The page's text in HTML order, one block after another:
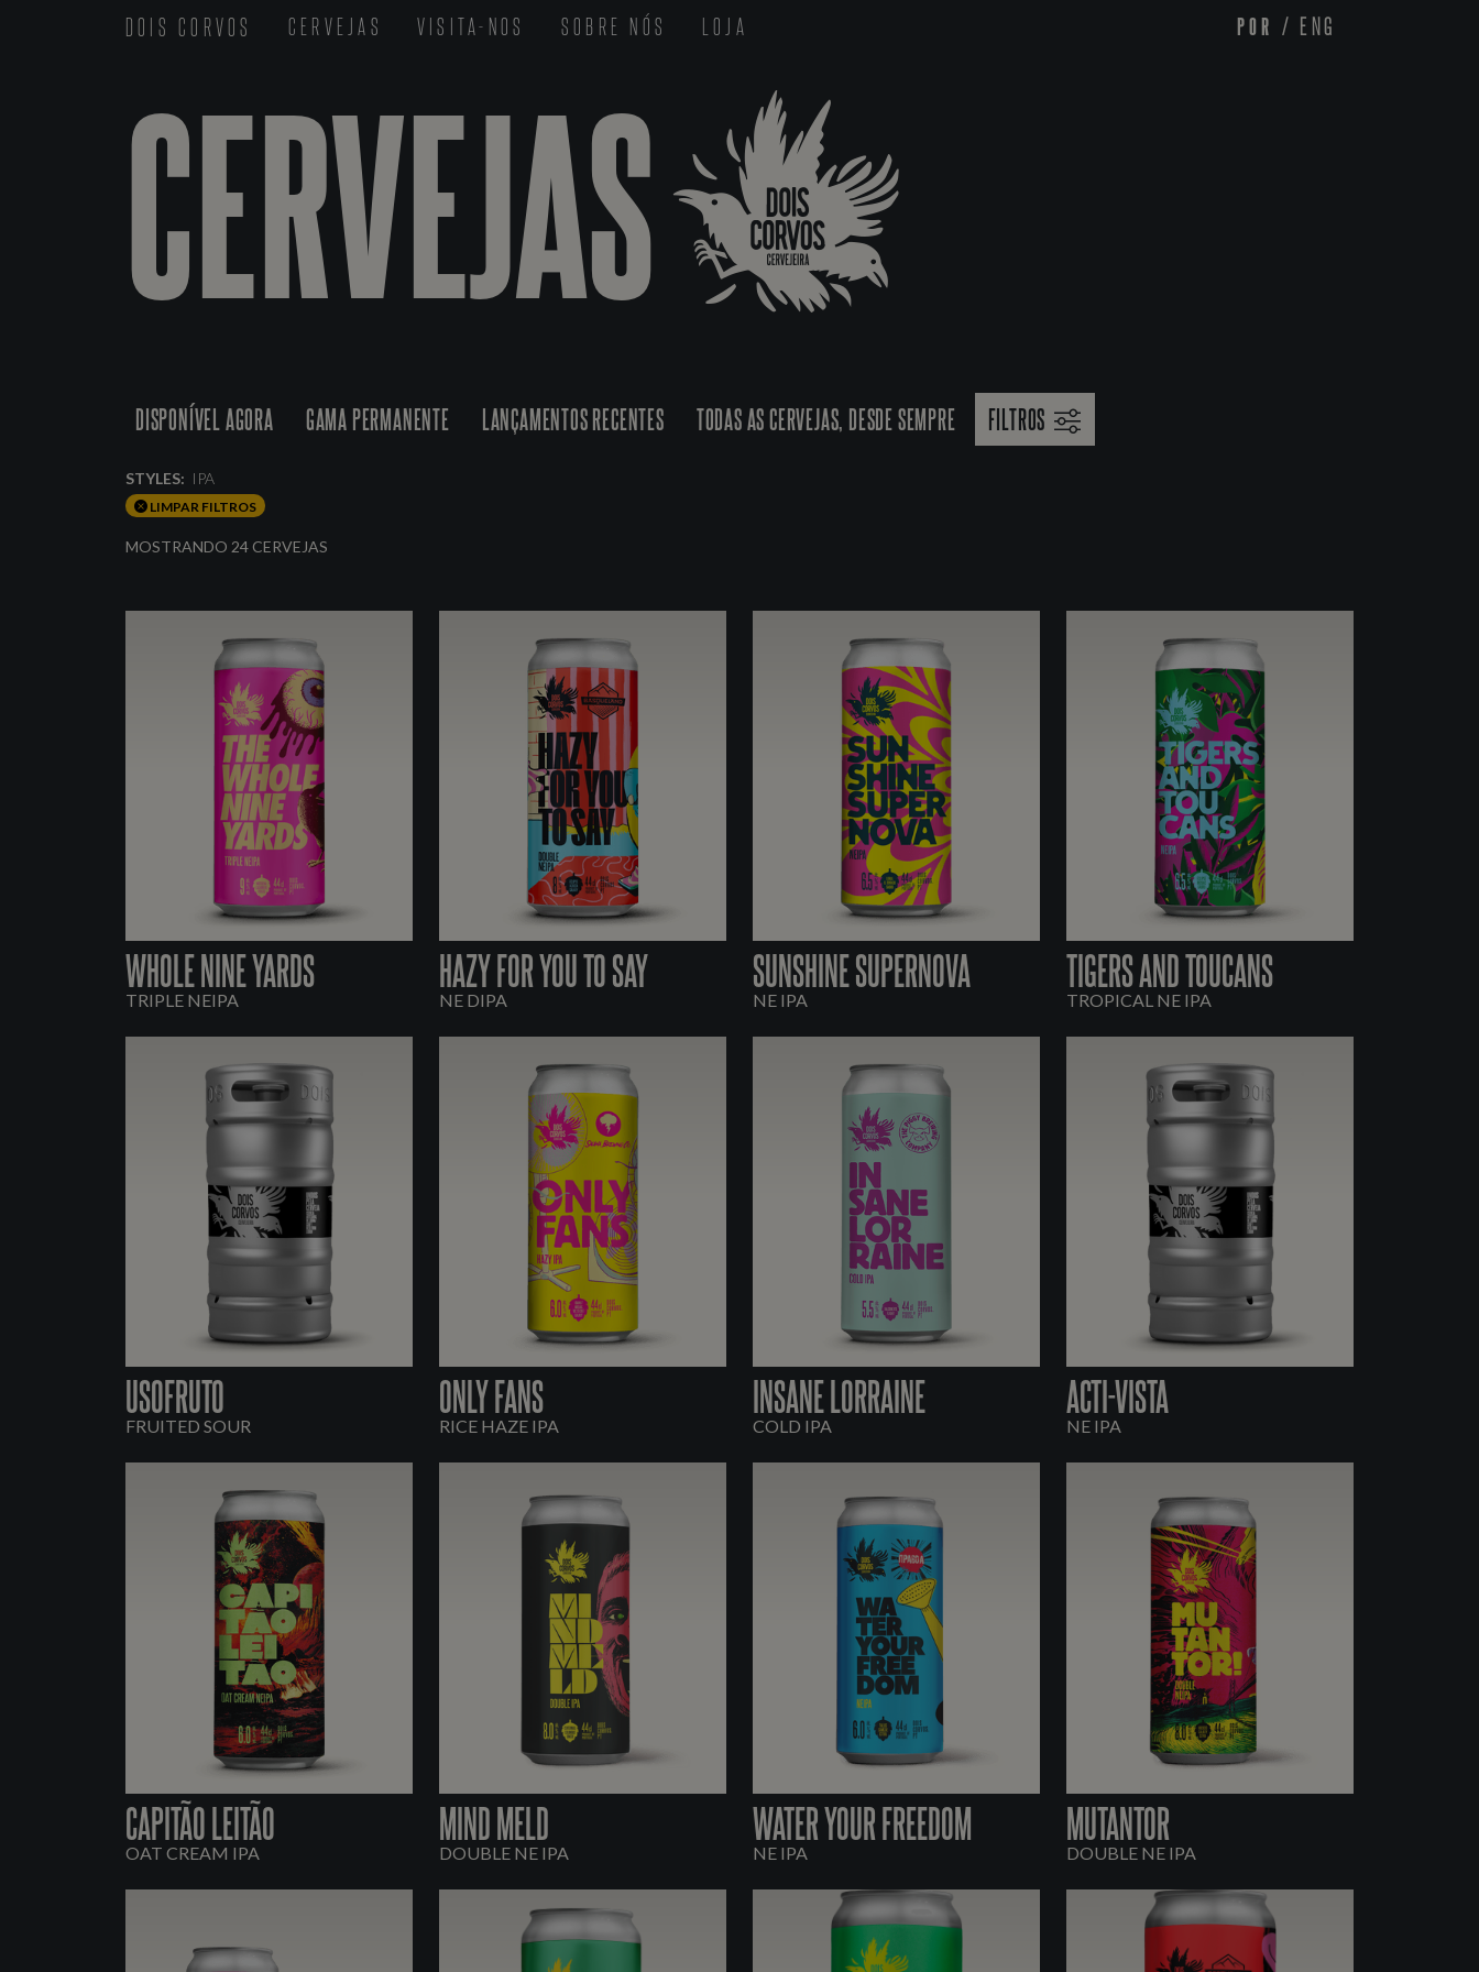
DOIS CORVOS CERVEJAS VISITA-NOS SOBRE NÓS LOJA POR / ENG
CERVEJAS
DISPONÍVEL AGORA GAMA PERMANENTE LANÇAMENTOS RECENTES TODAS AS CERVEJAS, DESDE SEMPRE FILTROS
STYLES: IPA
LIMPAR FILTROS
MOSTRANDO 24 CERVEJAS
WHOLE NINE YARDS
TRIPLE NEIPA
HAZY FOR YOU TO SAY
NE DIPA
SUNSHINE SUPERNOVA
NE IPA
TIGERS AND TOUCANS
TROPICAL NE IPA
USOFRUTO
FRUITED SOUR
ONLY FANS
RICE HAZE IPA
INSANE LORRAINE
COLD IPA
ACTI-VISTA
NE IPA
CAPITÃO LEITÃO
OAT CREAM IPA
MIND MELD
DOUBLE NE IPA
WATER YOUR FREEDOM
NE IPA
MUTANTOR
DOUBLE NE IPA